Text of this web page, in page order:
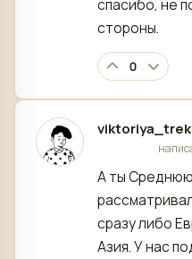
спасибо, не
стороны.
0
viktoriya_trek
А ты
сразу либо
Азия. У нас